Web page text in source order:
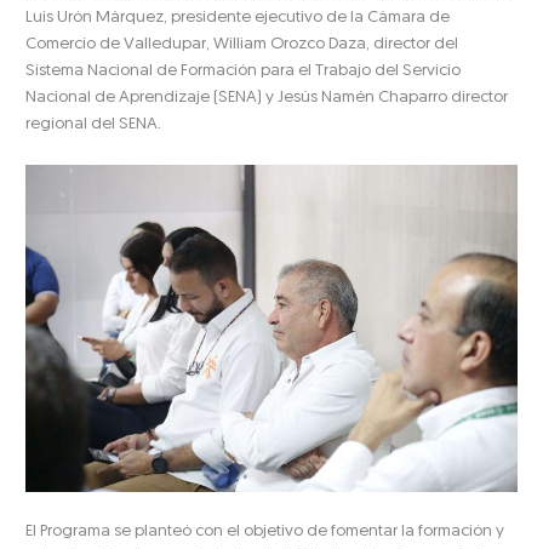
Luis Urón Márquez, presidente ejecutivo de la Cámara de
Comercio de Valledupar, William Orozco Daza, director del
Sistema Nacional de Formación para el Trabajo del Servicio
Nacional de Aprendizaje (SENA) y Jesús Namén Chaparro director
regional del SENA.
El Programa se planteó con el objetivo de fomentar la formación y